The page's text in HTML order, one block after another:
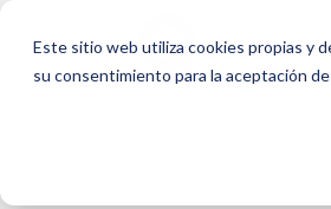
Este sitio web utiliza cookies propias y
su consentimiento para la aceptación